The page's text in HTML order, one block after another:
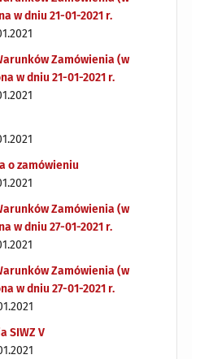
w dniu 21-01-2021 r.
Zamówienia (w
w dniu 21-01-2021 r.
o zamówieniu
Zamówienia (w
w dniu 27-01-2021 r.
Zamówienia (w
w dniu 27-01-2021 r.
SIWZ V